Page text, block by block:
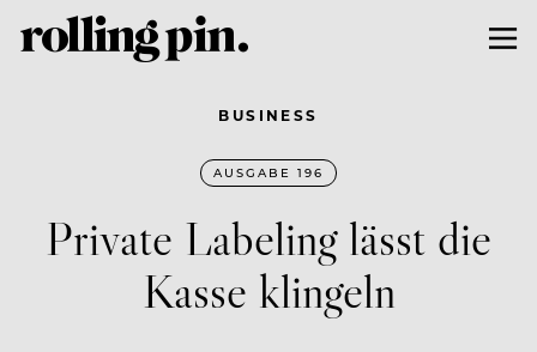
BUSINESS
AUSGABE 196
Private­ Labeling lässt die
Kasse klingeln